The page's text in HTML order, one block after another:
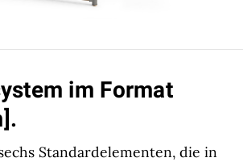
im Format
Standardelementen, die in